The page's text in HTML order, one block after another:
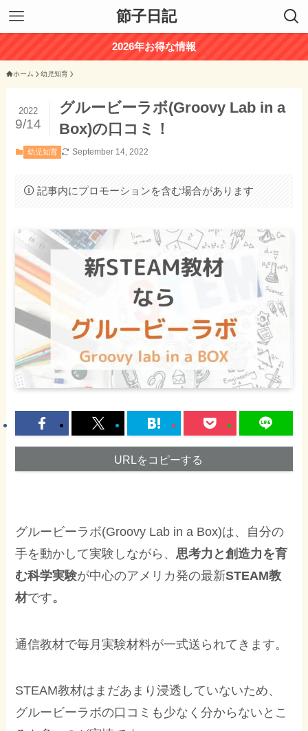
節子日記
2026年お得な情報
ホーム 幼児知育
グルービーラボ(Groovy Lab in a
Box)の口コミ！
2022
9/14
幼児知育 September 14, 2022
記事内にプロモーションを含む場合があります
URLをコピーする
グルービーラボ(Groovy Lab in a Box)は、自分の
手を動かして実験しながら、 思考力と創造力を育
む科学実験が中心のアメリカ発の最新STEAM教
材です。
通信教材で毎月実験材料が一式送られてきます。
STEAM教材はまだあまり浸透していないため、
グルービーラボの口コミも少なく分からないとこ